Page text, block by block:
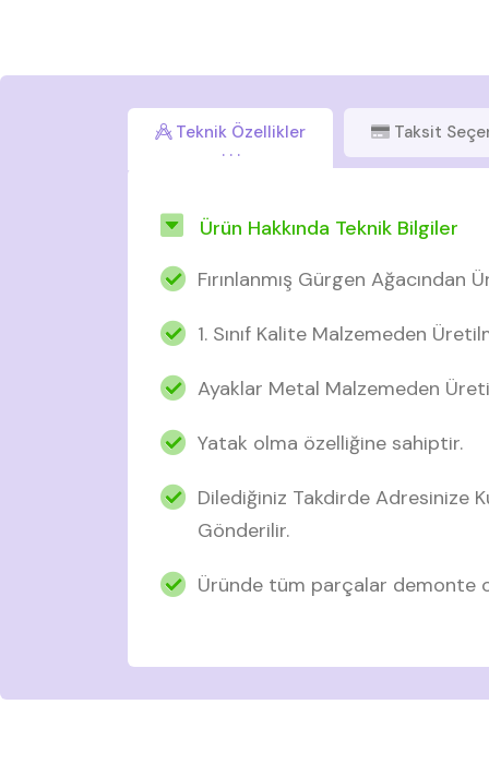
Teknik Özellikler Taksit
Ürün Hakkında Teknik Bilgiler
Fırınlanmış Gürgen Ağacından
1. Sınıf Kalite Malzemeden
Ayaklar Metal Malzemeden
Yatak olma özelliğine sahiptir.
Dilediğiniz Takdirde Adresinize
Gönderilir.
Üründe tüm parçalar demonte